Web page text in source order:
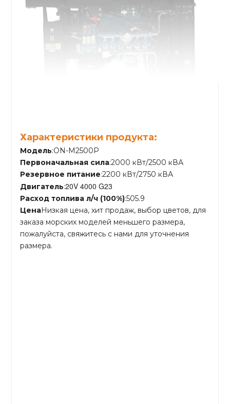
Характеристики продукта:
Модель:ON-M2500P
Первоначальная сила:2000 кВт/2500 кВА
Резервное питание:2200 кВт/2750 кВА
Двигатель:20V 4000 G23
Расход топлива л/ч (100%):505.9
ЦенаНизкая цена, хит продаж, выбор цветов, для
заказа морских моделей меньшего размера,
пожалуйста, свяжитесь с нами для уточнения
размера.